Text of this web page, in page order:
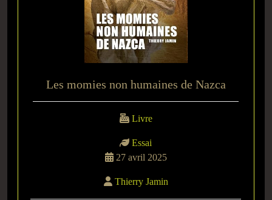
Les momies non humaines de Nazca
Livre
Essai
27 avril 2025
Thierry Jamin